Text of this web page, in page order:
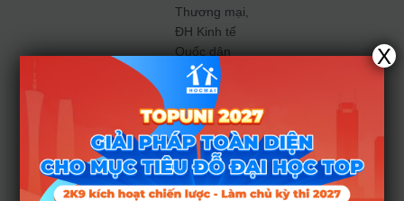
Thương mại,
ĐH Kinh tế
Quốc dân
Khối đa
ngành: ĐH
Quốc gia Hà
Nội (một số
trường thành
viên), ĐH
Phenikaa,
X